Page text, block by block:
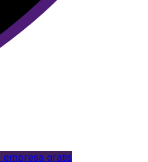
empresa gratis